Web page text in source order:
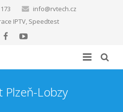
info@rvtech.cz
IPTV, Speedtest
Plzeň-Lobzy